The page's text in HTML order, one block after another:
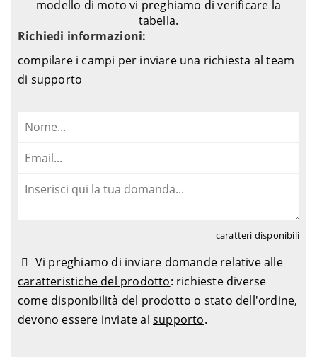
modello di moto vi preghiamo di verificare la
tabella.
Richiedi informazioni:
compilare i campi per inviare una richiesta al team
di supporto
caratteri disponibili
Vi preghiamo di inviare domande relative alle
caratteristiche del prodotto: richieste diverse
come disponibilità del prodotto o stato dell'ordine,
devono essere inviate al supporto.